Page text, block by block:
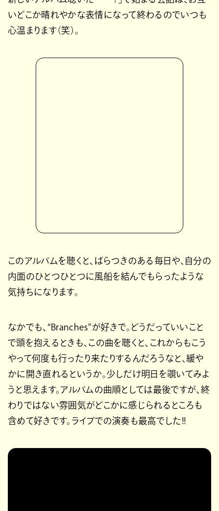
いどこか晴れやかな表情になって終わるのでいつも
心温まります（笑）。
このアルバムを聴くと、ばらつきのある毎日や、自分の
内面のひとつひとつに風船を結んでもらったような
気持ちになります。
なかでも、“Branches”が好きで。どうだっていいこと
で頭を抱えるときも、この曲を聴くと、これからもこう
やって何度も行ったり来たりするんだろうなと、緩や
かに開き直れるというか。少しだけ明日を覗いてみよ
うと思えます。アルバムの曲順としては最後ですが、終
わりではない雰囲気がどこかに感じられるところも
含めて好きです。ライブでの演奏も最高でした!!